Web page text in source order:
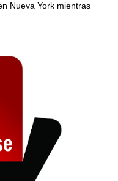
Nueva York mientras